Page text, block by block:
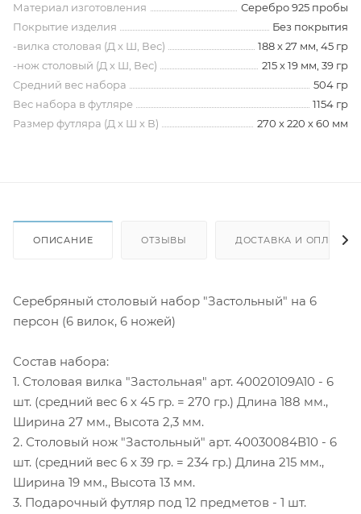
Материал изготовления
Серебро 925 пробы
Покрытие изделия
Без покрытия
-вилка столовая (Д х Ш, Вес)
188 х 27 мм, 45 гр
-нож столовый (Д х Ш, Вес)
215 х 19 мм, 39 гр
Средний вес набора
504 гр
Вес набора в футляре
1154 гр
Размер футляра (Д х Ш х В)
270 х 220 х 60 мм
ОПИСАНИЕ ОТЗЫВЫ ДОСТАВКА И ОПЛАТА
Серебряный столовый набор "Застольный" на 6
персон (6 вилок, 6 ножей)
Состав набора:
1. Столовая вилка "Застольная" арт. 40020109А10 - 6
шт. (средний вес 6 х 45 гр. = 270 гр.) Длина 188 мм.,
Ширина 27 мм., Высота 2,3 мм.
2. Столовый нож "Застольный" арт. 40030084В10 - 6
шт. (средний вес 6 х 39 гр. = 234 гр.) Длина 215 мм.,
Ширина 19 мм., Высота 13 мм.
3. Подарочный футляр под 12 предметов - 1 шт.